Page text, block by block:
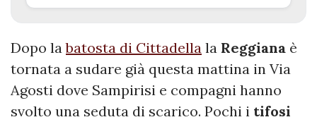
Dopo labatosta di Cittadella la Reggiana è
tornata a sudare già questa mattina in Via
Agosti dove Sampirisi e compagni hanno
svolto una seduta di scarico. Pochi i tifosi